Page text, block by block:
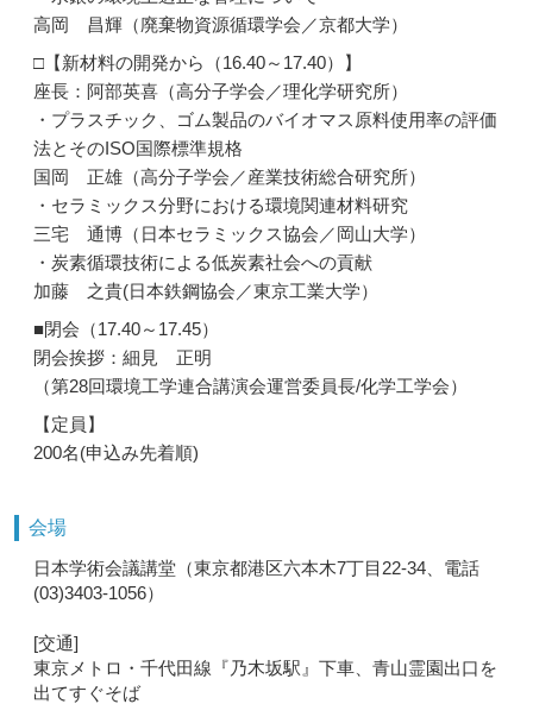
高岡 昌輝（廃棄物資源循環学会／京都大学）
□【新材料の開発から（16.40～17.40）】
座長：阿部英喜（高分子学会／理化学研究所）
・プラスチック、ゴム製品のバイオマス原料使用率の評価
法とそのISO国際標準規格
国岡 正雄（高分子学会／産業技術総合研究所）
・セラミックス分野における環境関連材料研究
三宅 通博（日本セラミックス協会／岡山大学）
・炭素循環技術による低炭素社会への貢献
加藤 之貴(日本鉄鋼協会／東京工業大学）
■閉会（17.40～17.45）
閉会挨拶：細見 正明
（第28回環境工学連合講演会運営委員長/化学工学会）
【定員】
200名(申込み先着順)
会場
日本学術会議講堂（東京都港区六本木7丁目22-34、電話
(03)3403-1056）
[交通]
東京メトロ・千代田線『乃木坂駅』下車、青山霊園出口を
出てすぐそば